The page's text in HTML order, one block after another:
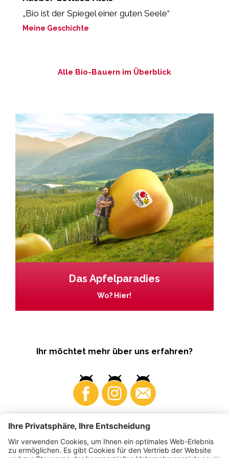
„Bio ist der Spiegel einer guten Seele“
Meine Geschichte
Alle Bio-Bauern im Überblick
Das Apfelparadies
Wo? Hier!
Ihr möchtet mehr über uns erfahren?
Business Produzenten